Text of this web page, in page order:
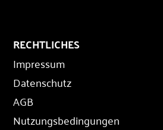
RECHTLICHES
Impressum
Datenschutz
AGB
Nutzungsbedingungen